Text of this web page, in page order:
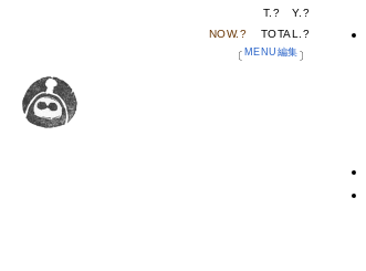
T. ? Y. ?
NOW.? TOTAL. ?
〔 MENU編集 〕